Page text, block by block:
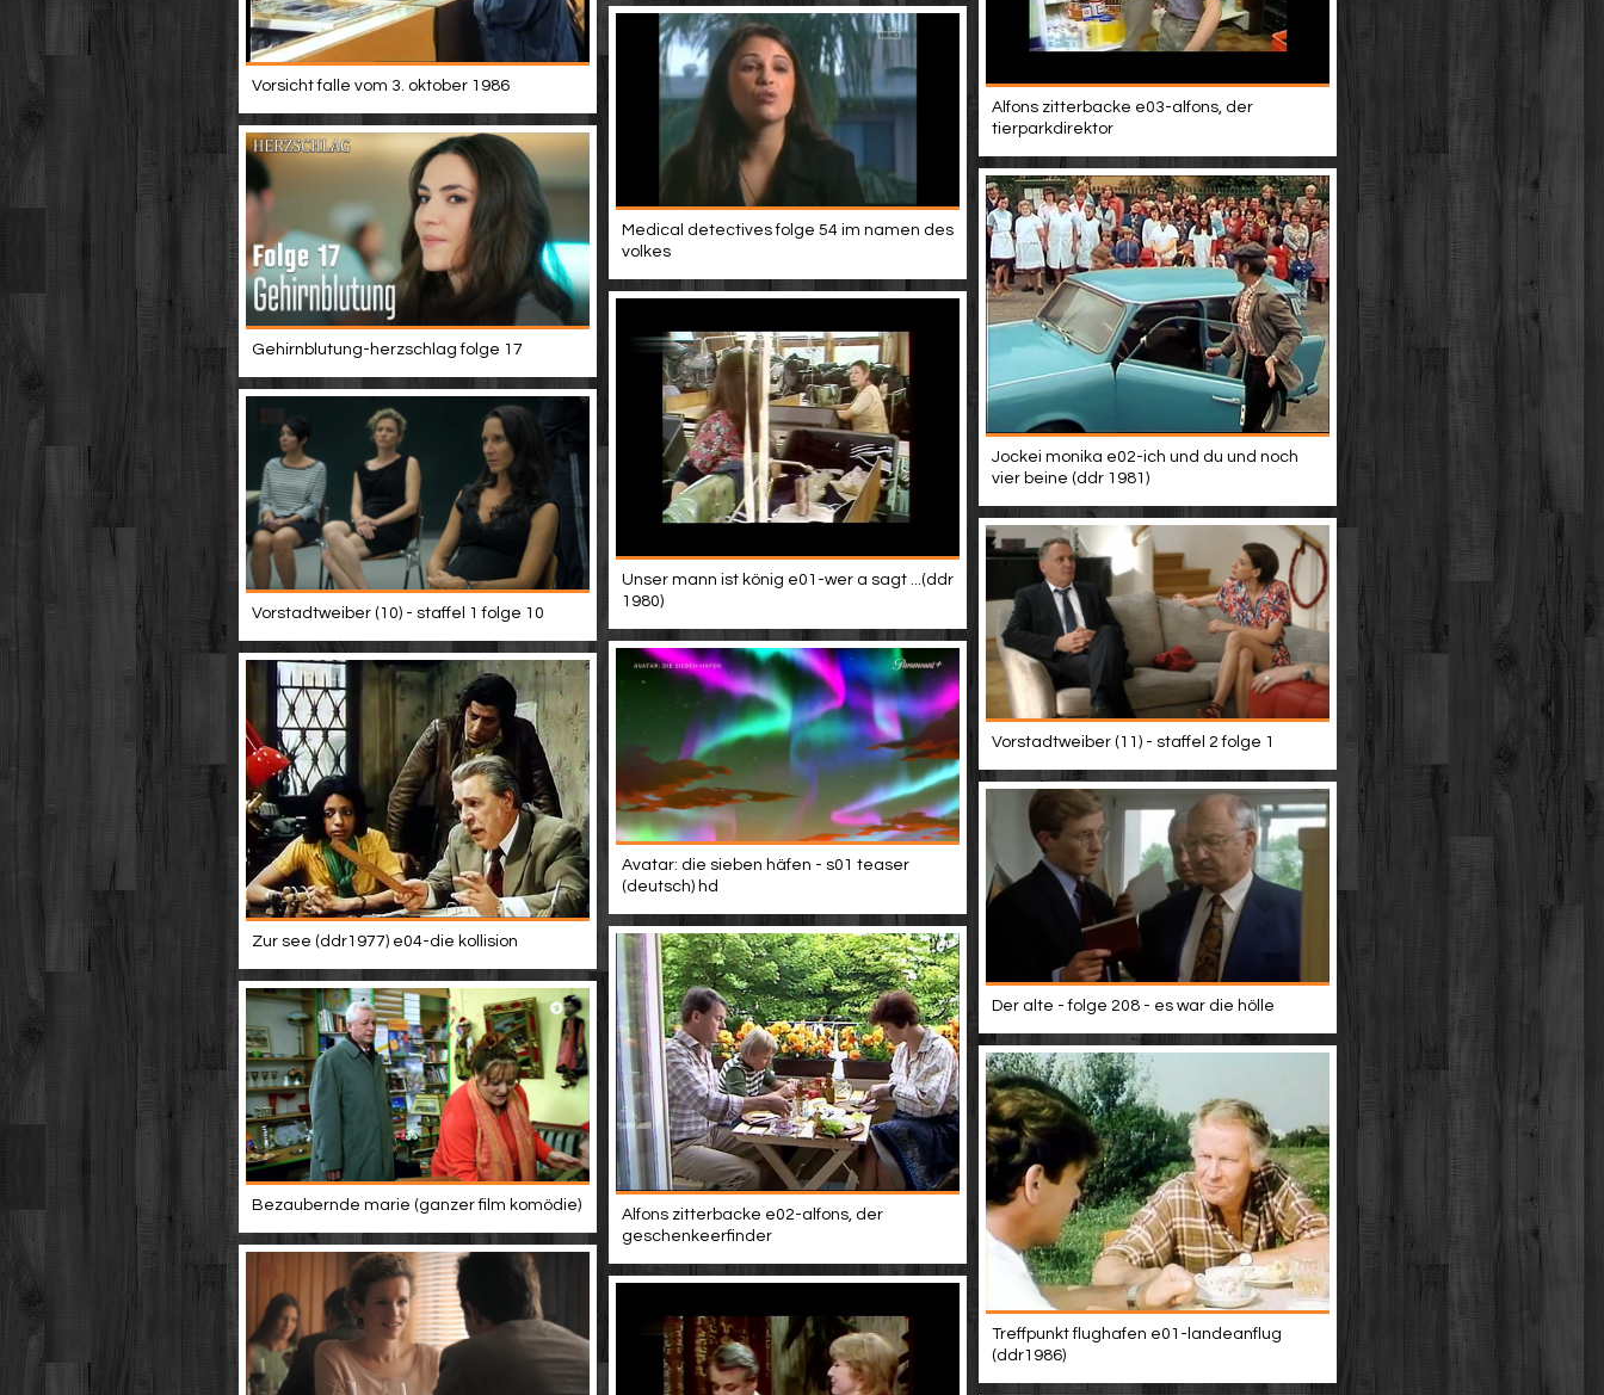
Vorsicht falle vom 3. oktober 1986
Alfons zitterbacke e03-alfons, der
tierparkdirektor
Medical detectives folge 54 im namen des
volkes
Gehirnblutung-herzschlag folge 17
Jockei monika e02-ich und du und noch
vier beine (ddr 1981)
Unser mann ist könig e01-wer a sagt ...(ddr
1980)
Vorstadtweiber (10) - staffel 1 folge 10
Vorstadtweiber (11) - staffel 2 folge 1
Avatar: die sieben häfen - s01 teaser
(deutsch) hd
Zur see (ddr1977) e04-die kollision
Der alte - folge 208 - es war die hölle
Alfons zitterbacke e02-alfons, der
geschenkeerfinder
Bezaubernde marie (ganzer film komödie)
Treffpunkt flughafen e01-landeanflug
(ddr1986)